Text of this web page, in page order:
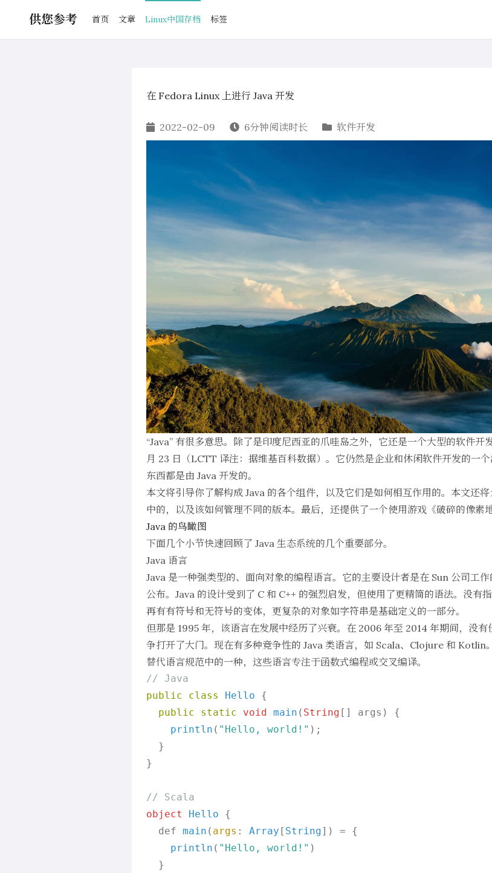
供您参考 首页 文章 Linux中国存档 标签
在 Fedora Linux 上进行 Java 开发
2022-02-09 6分钟阅读时长 软件开发
“Java” 有很多意思。除了是印度尼西亚的爪哇岛之外，它还是一个大型的软件开
月 23 日（LCTT 译注：据维基百科数据）。它仍然是企业和休闲软件开发的一
东西都是由 Java 开发的。
本文将引导你了解构成 Java 的各个组件，以及它们是如何相互作用的。本文还
中的，以及该如何管理不同的版本。最后，还提供了一个使用游戏《破碎的像素
Java 的鸟瞰图
下面几个小节快速回顾了 Java 生态系统的几个重要部分。
Java 语言
Java 是一种强类型的、面向对象的编程语言。它的主要设计者是在 Sun 公司工
公布。Java 的设计受到了 C 和 C++ 的强烈启发，但使用了更精简的语法。没有
再有有符号和无符号的变体，更复杂的对象如字符串是基础定义的一部分。
但那是 1995 年，该语言在发展中经历了兴衰。在 2006 年至 2014 年期间，没
争打开了大门。现在有多种竞争性的 Java 类语言，如 Scala、Clojure 和 Kotlin
替代语言规范中的一种，这些语言专注于函数式编程或交叉编译。
// Java
public
class Hello {
public
static void main ( String [] args ) {
println ( "Hello, world!" );
  }
}
// Scala
object
Hello {
  def
main ( args : Array [ String]) = {
println ( "Hello, world!" )
  }